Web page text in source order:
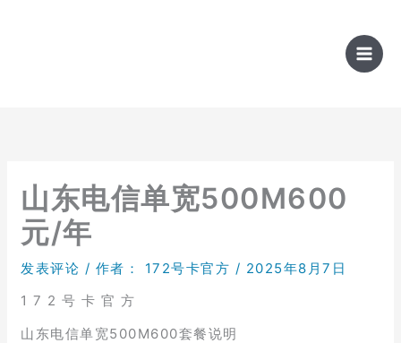
山东电信单宽500M600
元/年
发表评论 / 作者： 172号卡官方 / 2025年8月7日
1 7 2 号 卡 官 方
山东电信单宽500M600套餐说明